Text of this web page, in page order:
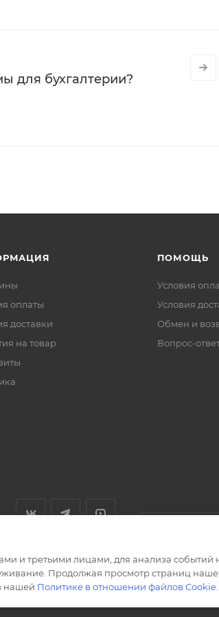
для бухгалтерии?
оплаты
доставки
на товар
ПОМОЩЬ
Условия
Условия
Обмен и
Вопрос-
и третьими лицами, для анализа событий
Продолжая просмотр страниц
нашей Политике в отношении файлов Cookie